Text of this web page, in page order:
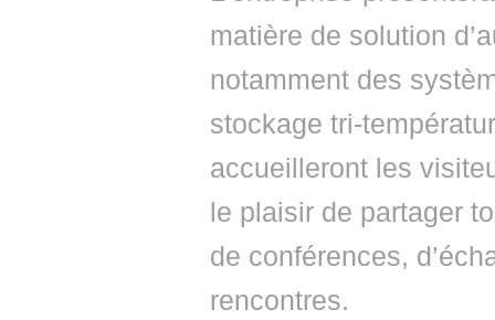
matière de solution
notamment des
stockage tri-
accueilleront les
le plaisir de partager
de conférences,
rencontres.